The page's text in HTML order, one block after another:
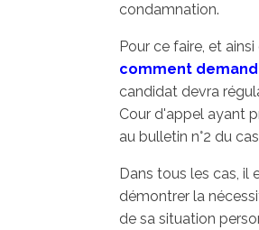
condamnation.
Pour ce faire, et
comment
candidat devra
Cour d'appel ayant
au bulletin n°2 du
Dans tous les cas,
démontrer la
de sa situation